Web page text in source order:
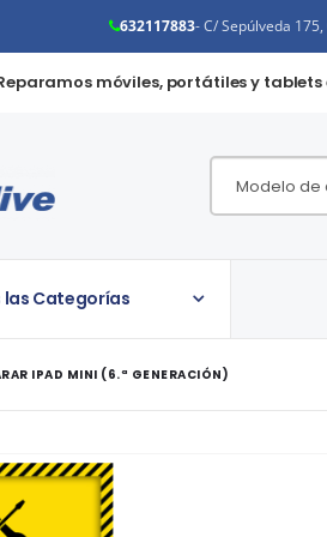
632117883- C/ Sepúlveda
móviles, portátiles y tablets
las Categorías
IPAD MINI (6.ª GENERACIÓN)